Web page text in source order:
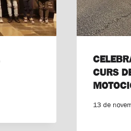
CURS
13 de